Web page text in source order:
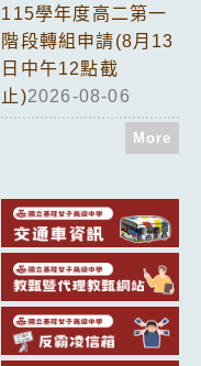
115學年度高二第一
階段轉組申請(8月13
日中午12點截
止)2026-08-06
More